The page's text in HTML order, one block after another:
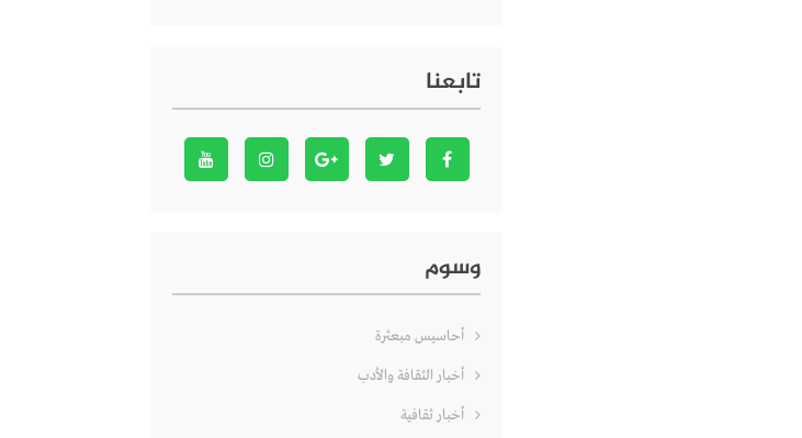
تابعنا
وسوم
أحاسيس مبعثرة
أخبار الثقافة والأدب
أخبار ثقافية